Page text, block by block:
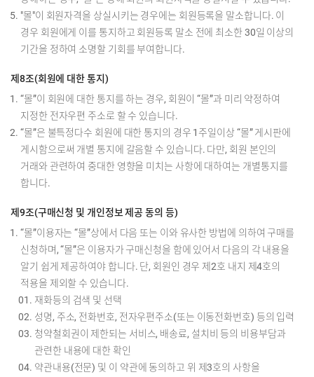
"몰"이 회원자격을 상실시키는 경우에는 회원등록을 말소합니다. 이
경우 회원에게 이를 통지하고 회원등록 말소 전에 최소한 30일 이상의
기간을 정하여 소명할 기회를 부여합니다.
제8조(회원에 대한 통지)
“몰”이 회원에 대한 통지를 하는 경우, 회원이 “몰”과 미리 약정하여
지정한 전자우편 주소로 할 수 있습니다.
“몰”은 불특정다수 회원에 대한 통지의 경우 1주일이상 “몰” 게시판에
게시함으로써 개별 통지에 갈음할 수 있습니다. 다만, 회원 본인의
거래와 관련하여 중대한 영향을 미치는 사항에 대하여는 개별통지를
합니다.
제9조(구매신청 및 개인정보 제공 동의 등)
“몰”이용자는 “몰”상에서 다음 또는 이와 유사한 방법에 의하여 구매를
신청하며, “몰”은 이용자가 구매신청을 함에 있어서 다음의 각 내용을
알기 쉽게 제공하여야 합니다. 단, 회원인 경우 제2호 내지 제4호의
적용을 제외할 수 있습니다.
재화등의 검색 및 선택
성명, 주소, 전화번호, 전자우편주소(또는 이동전화번호) 등의 입력
청약철회권이 제한되는 서비스, 배송료, 설치비 등의 비용부담과
관련한 내용에 대한 확인
약관내용(전문) 및 이 약관에 동의하고 위 제3호의 사항을